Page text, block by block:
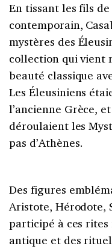
En tissant les fils
contemporain,
mystères des
collection qui vient
beauté classique
Les Éleusiniens
l’ancienne Grèce,
déroulaient les
pas d’Athènes.
Des figures
Aristote, Hérodote,
participé à ces
antique et des